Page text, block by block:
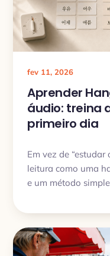
fev 11, 2026
Aprender
áudio: treina
primeiro dia
Em vez de
leitura como uma
e um método